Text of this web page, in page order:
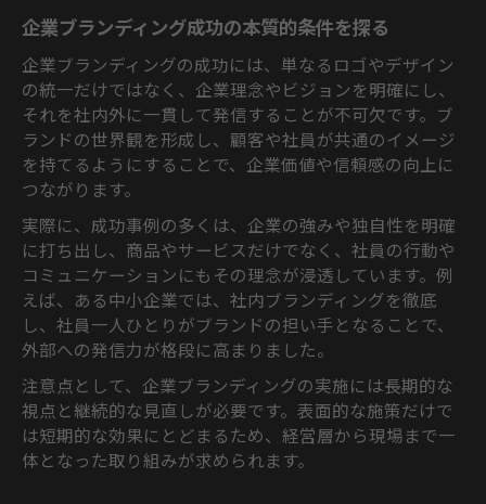
企業ブランディング実践でブランド価値を
強化する方法
ブランド価値向上に役立つブランディング
施策の選び方
自社らしさを伝えるためのブランディング
実践例
企業ブランディング導入の具体的なステッ
プと手順
ブランドの独自性を高めるブランディング
の工夫
ブランディングの三要素を活かす戦略
ブランディング三要素を活用した企業戦略
の立て方
く理由
企業ブランディング三要素の具体的な活用
事例
三要素を統合したブランド構築の実践ポイ
企業ブランディング成功の本質的条件を探る
企業ブランディングの成功には、単なるロゴやデザイン
の統一だけではなく、企業理念やビジョンを明確にし、
それを社内外に一貫して発信することが不可欠です。ブ
ランドの世界観を形成し、顧客や社員が共通のイメージ
を持てるようにすることで、企業価値や信頼感の向上に
つながります。
実際に、成功事例の多くは、企業の強みや独自性を明確
に打ち出し、商品やサービスだけでなく、社員の行動や
コミュニケーションにもその理念が浸透しています。例
えば、ある中小企業では、社内ブランディングを徹底
し、社員一人ひとりがブランドの担い手となることで、
外部への発信力が格段に高まりました。
注意点として、企業ブランディングの実施には長期的な
視点と継続的な見直しが必要です。表面的な施策だけで
は短期的な効果にとどまるため、経営層から現場まで一
体となった取り組みが求められます。